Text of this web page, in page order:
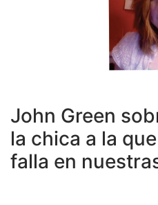
John Green
la chica a la
falla en